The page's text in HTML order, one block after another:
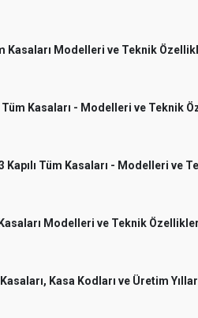
Kasaları Modelleri ve Teknik
Tüm Kasaları - Modelleri ve Teknik
3 Kapılı Tüm Kasaları - Modelleri ve
Kasaları Modelleri ve Teknik
Kasa Kodları ve Üretim